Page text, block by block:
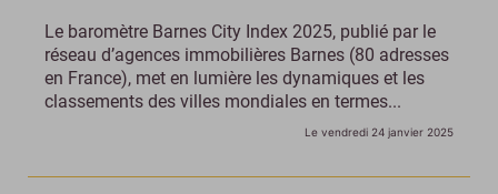
Le baromètre Barnes City Index 2025, publié par le
réseau d’agences immobilières Barnes (80 adresses
en France), met en lumière les dynamiques et les
classements des villes mondiales en termes...
Le vendredi 24 janvier 2025